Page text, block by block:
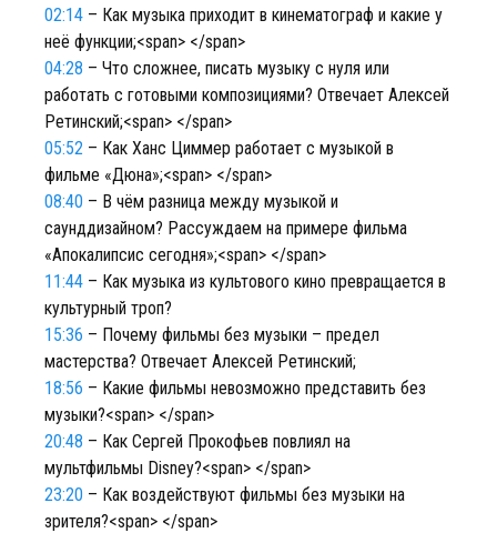
02:14 – Как музыка приходит в кинематограф и какие у
неё функции;<span> </span>
04:28 – Что сложнее, писать музыку с нуля или
работать с готовыми композициями? Отвечает Алексей
Ретинский;<span> </span>
05:52 – Как Ханс Циммер работает с музыкой в
фильме «Дюна»;<span> </span>
08:40 – В чём разница между музыкой и
саунддизайном? Рассуждаем на примере фильма
«Апокалипсис сегодня»;<span> </span>
11:44 – Как музыка из культового кино превращается в
культурный троп?
15:36 – Почему фильмы без музыки – предел
мастерства? Отвечает Алексей Ретинский;
18:56 – Какие фильмы невозможно представить без
музыки?<span> </span>
20:48 – Как Сергей Прокофьев повлиял на
мультфильмы Disney?<span> </span>
23:20 – Как воздействуют фильмы без музыки на
зрителя?<span> </span>